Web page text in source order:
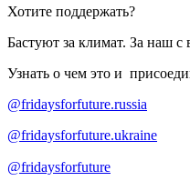
Хотите поддержать?
Бастуют за климат. За наш
Узнать о чем это и
@fridaysforfuture.russia
@fridaysforfuture.ukraine
@fridaysforfuture